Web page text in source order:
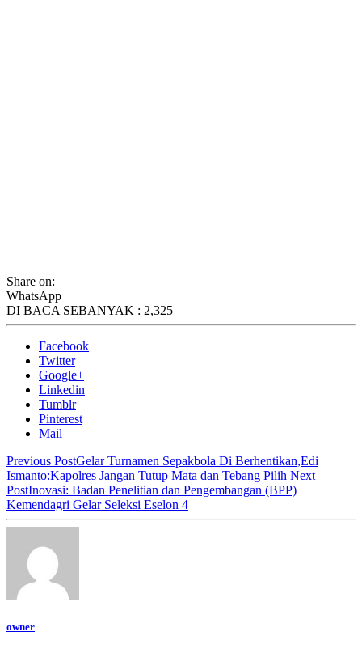
Share on:
WhatsApp
DI BACA SEBANYAK : 2,325
Facebook
Twitter
Google+
Linkedin
Tumblr
Pinterest
Mail
Previous PostGelar Turnamen Sepakbola Di Berhentikan,Edi
Ismanto:Kapolres Jangan Tutup Mata dan Tebang Pilih Next
PostInovasi: Badan Penelitian dan Pengembangan (BPP)
Kemendagri Gelar Seleksi Eselon 4
owner